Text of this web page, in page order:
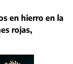
en hierro en la
rojas,